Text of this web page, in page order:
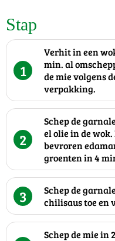
Stap
1
Verhit in een
min. al
de mie volgens
verpakking.
2
Schep de
el olie in de wok.
bevroren
groenten in 4
3
Schep de
chilisaus toe en
Schep de mie in